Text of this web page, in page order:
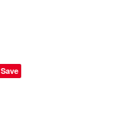
Save